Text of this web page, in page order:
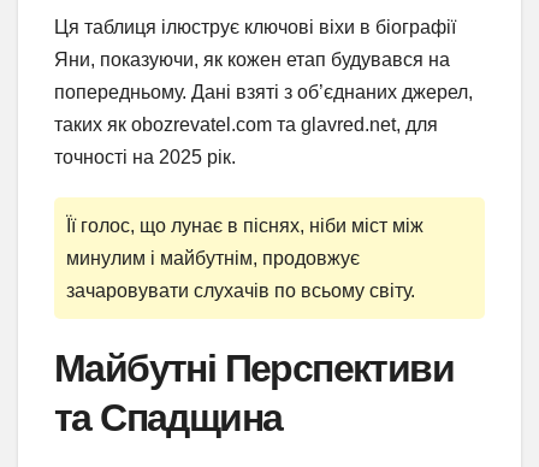
Ця таблиця ілюструє ключові віхи в біографії
Яни, показуючи, як кожен етап будувався на
попередньому. Дані взяті з об’єднаних джерел,
таких як obozrevatel.com та glavred.net, для
точності на 2025 рік.
Її голос, що лунає в піснях, ніби міст між
минулим і майбутнім, продовжує
зачаровувати слухачів по всьому світу.
Майбутні Перспективи
та Спадщина